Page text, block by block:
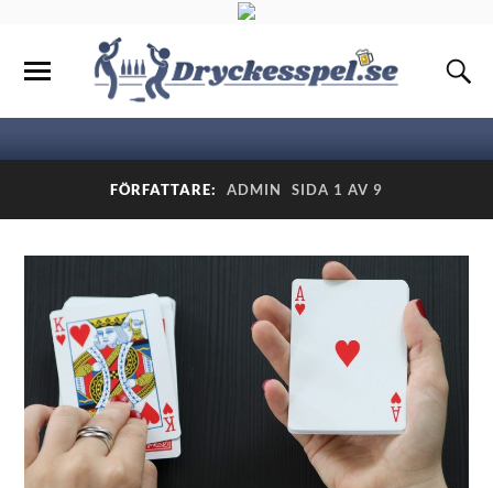
FÖRFATTARE: ADMIN SIDA 1 AV 9